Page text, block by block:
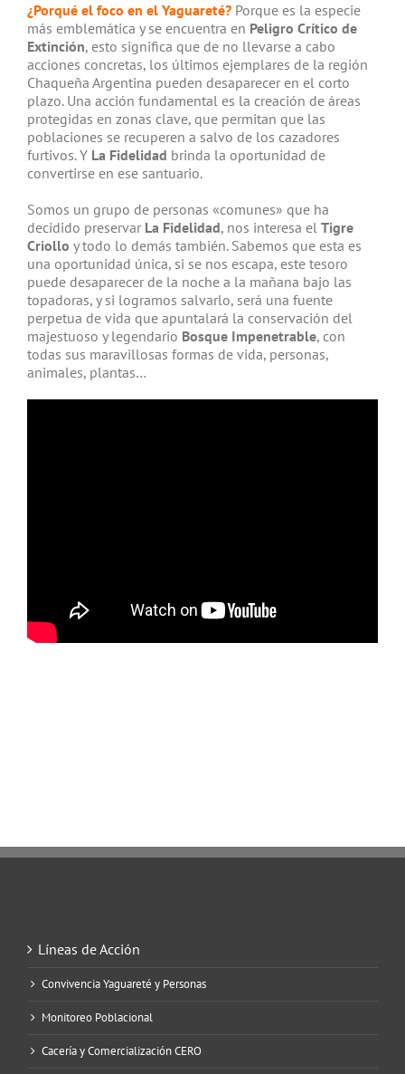
¿Porqué el foco en el Yaguareté? Porque es la especie
más emblemática y se encuentra en Peligro Crítico de
Extinción, esto significa que de no llevarse a cabo
acciones concretas, los últimos ejemplares de la región
Chaqueña Argentina pueden desaparecer en el corto
plazo. Una acción fundamental es la creación de áreas
protegidas en zonas clave, que permitan que las
poblaciones se recuperen a salvo de los cazadores
furtivos. Y La Fidelidad brinda la oportunidad de
convertirse en ese santuario.
Somos un grupo de personas «comunes» que ha
decidido preservar La Fidelidad, nos interesa el Tigre
Criollo y todo lo demás también. Sabemos que esta es
una oportunidad única, si se nos escapa, este tesoro
puede desaparecer de la noche a la mañana bajo las
topadoras, y si logramos salvarlo, será una fuente
perpetua de vida que apuntalará la conservación del
majestuoso y legendario Bosque Impenetrable, con
todas sus maravillosas formas de vida, personas,
animales, plantas…
Líneas de Acción
Convivencia Yaguareté y Personas
Monitoreo Poblacional
Cacería y Comercialización CERO